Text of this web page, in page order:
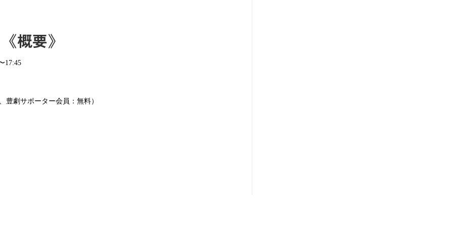
《概要》
17:45
豊劇サポーター会員：無料）